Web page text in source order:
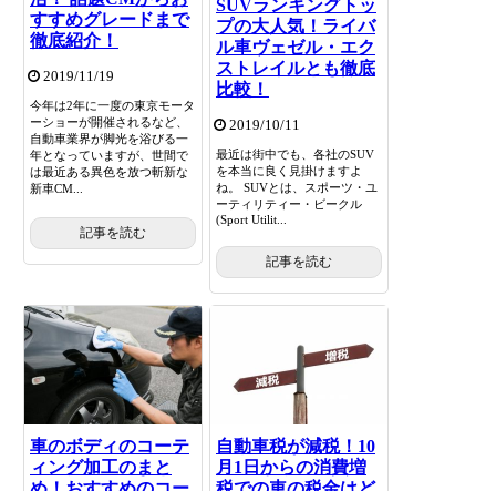
すすめグレードまで
徹底紹介！
2019/11/19
今年は2年に一度の東京モータ
ーショーが開催されるなど、
自動車業界が脚光を浴びる一
年となっていますが、世間で
は最近ある異色を放つ斬新な
新車CM...
記事を読む
SUVランキングトッ
プの大人気！ライバ
ル車ヴェゼル・エク
ストレイルとも徹底
比較！
2019/10/11
最近は街中でも、各社のSUV
を本当に良く見掛けますよ
ね。 SUVとは、スポーツ・ユ
ーティリティー・ビークル
(Sport Utilit...
記事を読む
車のボディのコーテ
ィング加工のまと
自動車税が減税！10
月1日からの消費増